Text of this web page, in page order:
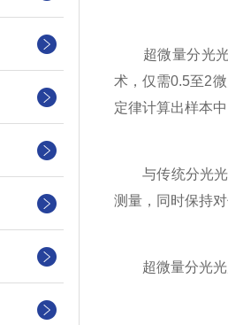
超微量分光光
术，仅需0.5至2
定律计算出样本
与传统分光光
测量，同时保持
超微量分光光